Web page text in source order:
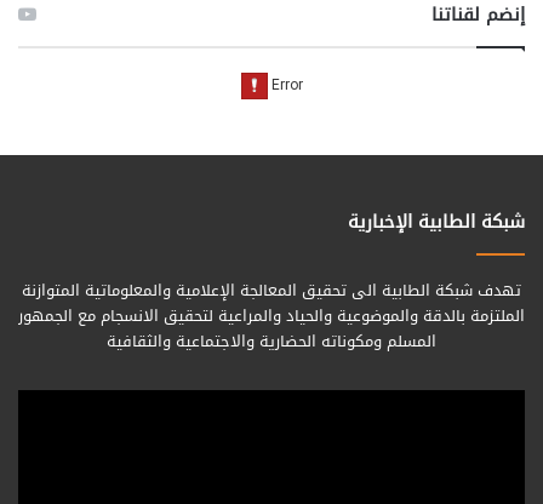
إنضم لقناتنا
شبكة الطابية الإخبارية
تهدف شبكة الطابية الى تحقيق المعالجة الإعلامية والمعلوماتية المتوازنة
الملتزمة بالدقة والموضوعية والحياد والمراعية لتحقيق الانسجام مع الجمهور
المسلم ومكوناته الحضارية والاجتماعية والثقافية